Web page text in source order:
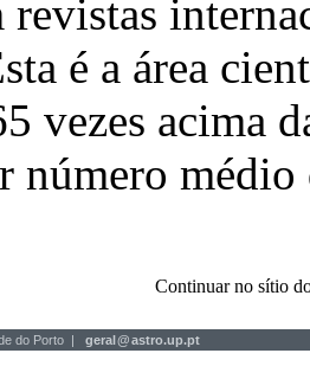
revistas
é a área
vezes acima
número
Continuar no sítio
do Porto | geral@astro.up.pt